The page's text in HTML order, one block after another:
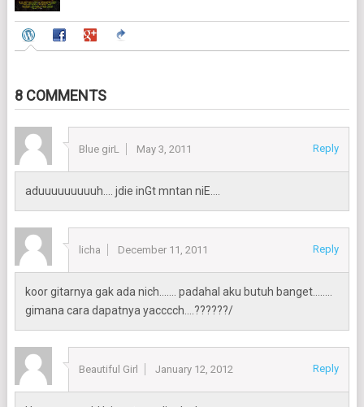
8 COMMENTS
Blue girL May 3, 2011 Reply
aduuuuuuuuuh…. jdie inGt mntan niE….
licha December 11, 2011 Reply
koor gitarnya gak ada nich……. padahal aku butuh banget……..
gimana cara dapatnya yacccch….??????/
Beautiful Girl January 12, 2012 Reply